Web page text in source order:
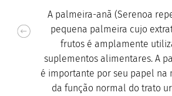
A palmeira-anã (Serenoa
pequena palmeira cujo
frutos é amplamente
suplementos alimentares. A
é importante por seu papel na
da função normal do trato